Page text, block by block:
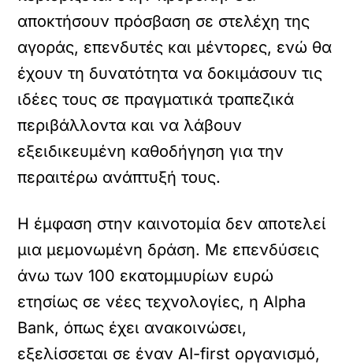
αποκτήσουν πρόσβαση σε στελέχη της
αγοράς, επενδυτές και μέντορες, ενώ θα
έχουν τη δυνατότητα να δοκιμάσουν τις
ιδέες τους σε πραγματικά τραπεζικά
περιβάλλοντα και να λάβουν
εξειδικευμένη καθοδήγηση για την
περαιτέρω ανάπτυξή τους.
Η έμφαση στην καινοτομία δεν αποτελεί
μια μεμονωμένη δράση. Με επενδύσεις
άνω των 100 εκατομμυρίων ευρώ
ετησίως‭ ‬σε νέες τεχνολογίες, ‭η Alpha
Bank, όπως έχει ανακοινώσει,
εξελίσσεται ‬σε έναν AI‭-‬first οργανισμό,